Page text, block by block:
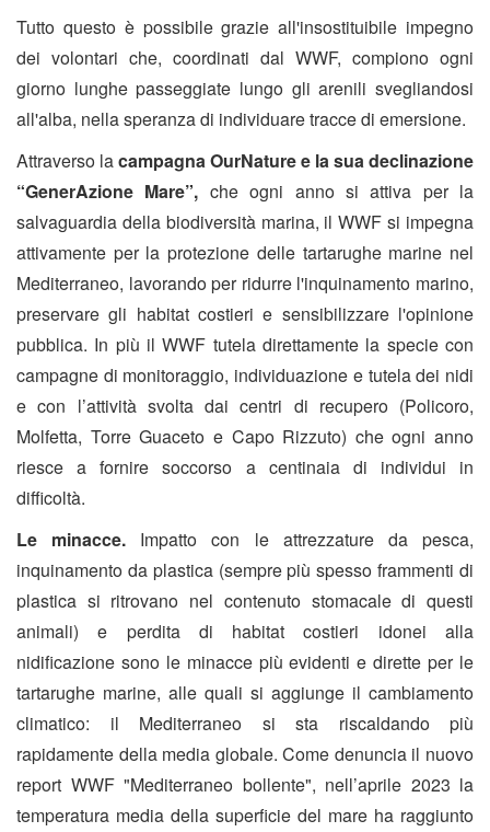
Tutto questo è possibile grazie all'insostituibile impegno
dei volontari che, coordinati dal WWF, compiono ogni
giorno lunghe passeggiate lungo gli arenili svegliandosi
all'alba, nella speranza di individuare tracce di emersione.
Attraverso lacampagna OurNature e la sua declinazione
“GenerAzione Mare”, che ogni anno si attiva per la
salvaguardia della biodiversità marina, il WWF si impegna
attivamente per la protezione delle tartarughe marine nel
Mediterraneo, lavorando per ridurre l'inquinamento marino,
preservare gli habitat costieri e sensibilizzare l'opinione
pubblica. In più il WWF tutela direttamente la specie con
campagne di monitoraggio, individuazione e tutela dei nidi
e con l’attività svolta dai centri di recupero (Policoro,
Molfetta, Torre Guaceto e Capo Rizzuto) che ogni anno
riesce a fornire soccorso a centinaia di individui in
difficoltà.
Le minacce. Impatto con le attrezzature da pesca,
inquinamento da plastica (sempre più spesso frammenti di
plastica si ritrovano nel contenuto stomacale di questi
animali) e perdita di habitat costieri idonei alla
nidificazione sono le minacce più evidenti e dirette per le
tartarughe marine, alle quali si aggiunge il cambiamento
climatico: il Mediterraneo si sta riscaldando più
rapidamente della media globale. Come denuncia il nuovo
report WWF "Mediterraneo bollente", nell’aprile 2023 la
temperatura media della superficie del mare ha raggiunto